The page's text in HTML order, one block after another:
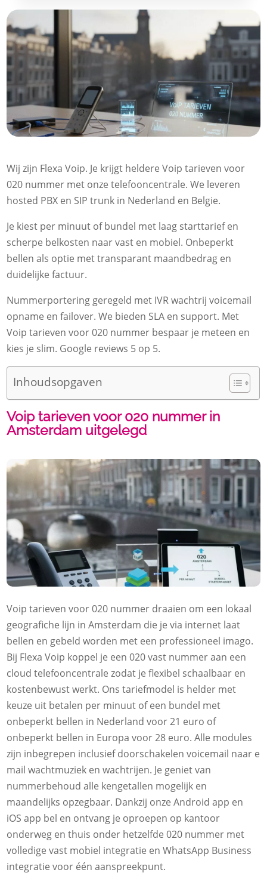
Wij zijn Flexa Voip.​ Je krijgt heldere Voip tarieven voor
020 nummer met onze telefooncentrale.​ We leveren
hosted PBX en SIP trunk in Nederland en Belgie.​
Je kiest per minuut of bundel met laag starttarief en
scherpe belkosten naar vast en mobiel.​ Onbeperkt
bellen als optie met transparant maandbedrag en
duidelijke factuur.​
Nummerportering geregeld met IVR wachtrij voicemail
opname en failover.​ We bieden SLA en support.​ Met
Voip tarieven voor 020 nummer bespaar je meteen en
kies je slim.​ Google reviews 5 op 5.​
Inhoudsopgaven
Voip tarieven voor 020 nummer in
Amsterdam uitgelegd
Voip tarieven voor 020 nummer draaien om een lokaal
geografiche lijn in Amsterdam die je via internet laat
bellen en gebeld worden met een professioneel imago.​
Bij Flexa Voip koppel je een 020 vast nummer aan een
cloud telefooncentrale zodat je flexibel schaalbaar en
kostenbewust werkt.​ Ons tariefmodel is helder met
keuze uit betalen per minuut of een bundel met
onbeperkt bellen in Nederland voor 21 euro of
onbeperkt bellen in Europa voor 28 euro.​ Alle modules
zijn inbegrepen inclusief doorschakelen voicemail naar e
mail wachtmuziek en wachtrijen.​ Je geniet van
nummerbehoud alle kengetallen mogelijk en
maandelijks opzegbaar.​ Dankzij onze Android app en
iOS app bel en ontvang je oproepen op kantoor
onderweg en thuis onder hetzelfde 020 nummer met
volledige vast mobiel integratie en WhatsApp Business
integratie voor één aanspreekpunt.​